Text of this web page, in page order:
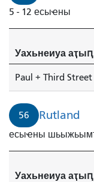
5 - 12 есыҽны
Уахьнеиуа аҭыԥ
Paul + Third Street
56 Rutland
есыҽны
Уахьнеиуа аҭыԥ